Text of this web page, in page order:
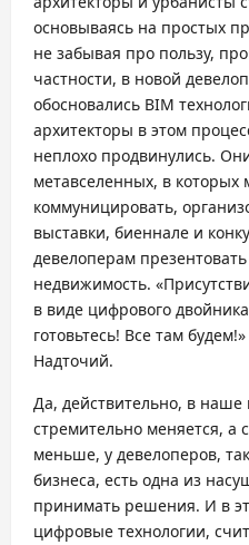
основываясь на простых
не забывая про пользу,
частности, в новой
обосновались BIM
архитекторы в этом
неплохо продвинулись.
метавселенных, в которых
коммуницировать,
выставки, биеннале и
девелоперам
недвижимость.
в виде цифрового
готовьтесь! Все там
Надточий.
Да, действительно, в наше
стремительно меняется, а
меньше, у девелоперов,
бизнеса, есть одна из
принимать решения. И в
цифровые технологии,